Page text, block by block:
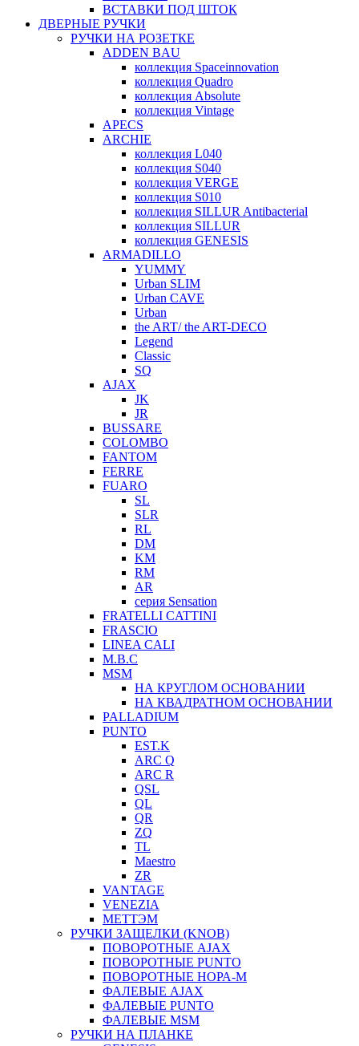
ВСТАВКИ ПОД ШТОК
ДВЕРНЫЕ РУЧКИ
РУЧКИ НА РОЗЕТКЕ
ADDEN BAU
коллекция Spaceinnovation
коллекция Quadro
коллекция Absolute
коллекция Vintage
APECS
ARCHIE
коллекция L040
коллекция S040
коллекция VERGE
коллекция S010
коллекция SILLUR Antibacterial
коллекция SILLUR
коллекция GENESIS
ARMADILLO
YUMMY
Urban SLIM
Urban CAVE
Urban
the ART/ the ART-DECO
Legend
Classic
SQ
AJAX
JK
JR
BUSSARE
COLOMBO
FANTOM
FERRE
FUARO
SL
SLR
RL
DM
KM
RM
AR
серия Sensation
FRATELLI CATTINI
FRASCIO
LINEA CALI
M.B.C
MSM
НА КРУГЛОМ ОСНОВАНИИ
НА КВАДРАТНОМ ОСНОВАНИИ
PALLADIUM
PUNTO
EST.K
ARC Q
ARC R
QSL
QL
QR
ZQ
TL
Maestro
ZR
VANTAGE
VENEZIA
МЕТТЭМ
РУЧКИ ЗАЩЕЛКИ (KNOB)
ПОВОРОТНЫЕ AJAX
ПОВОРОТНЫЕ PUNTO
ПОВОРОТНЫЕ НОРА-М
ФАЛЕВЫЕ AJAX
ФАЛЕВЫЕ PUNTO
ФАЛЕВЫЕ MSM
РУЧКИ НА ПЛАНКЕ